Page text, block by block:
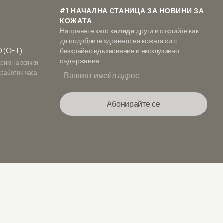
(CET)
на всички
часа.
#1 НАЧАЛНА СТАНИЦА ЗА НОВИНИ ЗА
КОЖАТА
Направете като хилядидруги и открийте как
да подобрите здравето на кожата си с
безкрайно вдъхновение и ексклузивно
съдържание.
Абонирайте се